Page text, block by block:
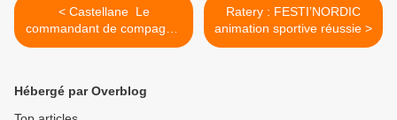
< Castellane Le
commandant de compagnie
de gendarmerie de
Ratery : FESTI’NORDIC
animation sportive réussie >
Hébergé par Overblog